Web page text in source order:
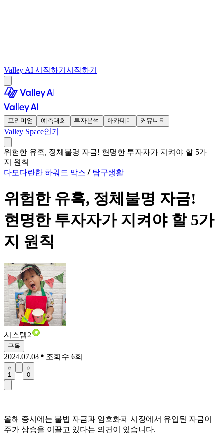
Valley AI 시작하기 시작하기
프리미엄 예측대회 투자분석 아카데미 커뮤니티
Valley Space인기
위험한 유혹, 정체불명 자금! 현명한 투자자가 지켜야 할 5가
지 원칙
다모다란한 하워드 막스
탐구생활
위험한 유혹, 정체불명 자금!
현명한 투자자가 지켜야 할 5가
지 원칙
시스템2
구독
2024.07.08 조회수 6회
1 0
올해 증시에는 불법 자금과 암호화폐 시장에서 유입된 자금이
주가 상승을 이끌고 있다는 의견이 있습니다.